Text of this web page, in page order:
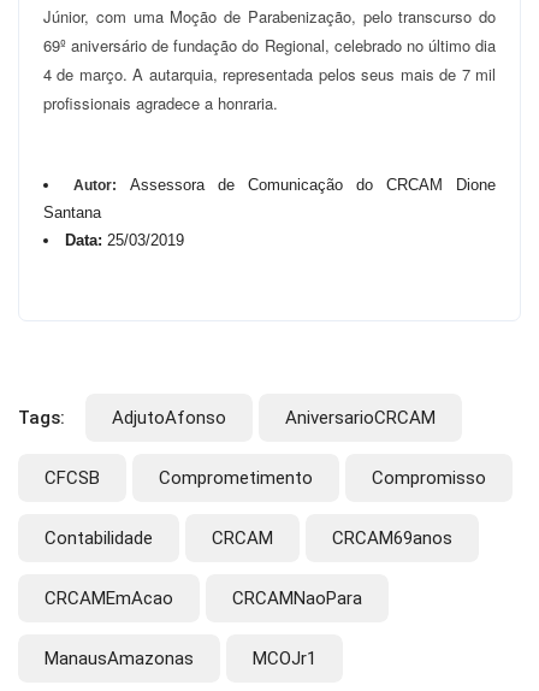
Júnior, com uma Moção de Parabenização, pelo transcurso do
69º aniversário de fundação do Regional, celebrado no último dia
4 de março. A autarquia, representada pelos seus mais de 7 mil
profissionais agradece a honraria.
Autor: Assessora de Comunicação do CRCAM Dione
Santana
Data: 25/03/2019
Tags: AdjutoAfonso AniversarioCRCAM
CFCSB Comprometimento Compromisso
Contabilidade CRCAM CRCAM69anos
CRCAMEmAcao CRCAMNaoPara
ManausAmazonas MCOJr1